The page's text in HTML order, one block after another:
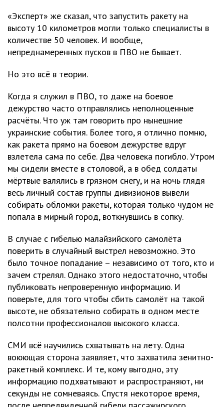
«Эксперт» же сказал, что запустить ракету на
высоту 10 километров могли только специалисты в
количестве 50 человек. И вообще,
непреднамеренных пусков в ПВО не бывает.
Но это всё в теории.
Когда я служил в ПВО, то даже на боевое
дежурство часто отправлялись неполноценные
расчёты. Что уж там говорить про нынешние
украинские события. Более того, я отлично помню,
как ракета прямо на боевом дежурстве вдруг
взлетела сама по себе. Два человека погибло. Утром
мы сидели вместе в столовой, а в обед солдаты
мёртвые валялись в грязном снегу, и на ночь глядя
весь личный состав группы дивизионов вывели
собирать обломки ракеты, которая только чудом не
попала в мирный город, воткнувшись в сопку.
В случае с гибелью малайзийского самолёта
поверить в случайный выстрел невозможно. Это
было точное попадание – независимо от того, кто и
зачем стрелял. Однако этого недостаточно, чтобы
публиковать непроверенную информацию. И
поверьте, для того чтобы сбить самолёт на такой
высоте, не обязательно собирать в одном месте
полсотни профессионалов высокого класса.
СМИ всё научились схватывать на лету. Одна
воюющая сторона заявляет, что захватила зенитно-
ракетный комплекс. И те, кому выгодно, эту
информацию подхватывают и распространяют, ни
секунды не сомневаясь. Спустя некоторое время,